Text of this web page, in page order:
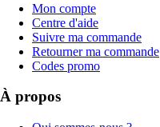
Mon compte
Centre d'aide
Suivre ma commande
Retourner ma commande
Codes promo
À propos